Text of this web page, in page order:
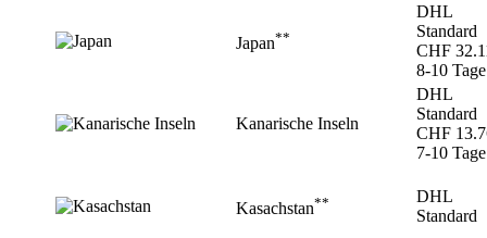
Japan**
DHL
Standard
CHF
8-10 Tage
Kanarische Inseln
DHL
Standard
CHF
7-10 Tage
Kasachstan**
DHL
Standard